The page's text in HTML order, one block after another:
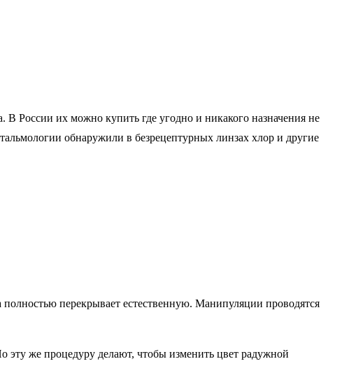
России их можно купить где угодно и никакого назначения не
обнаружили в безрецептурных линзах хлор и другие
перекрывает естественную. Манипуляции проводятся
же процедуру делают, чтобы изменить цвет радужной